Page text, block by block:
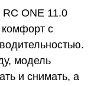
ONE 11.0
комфорт с
модель
и снимать, а